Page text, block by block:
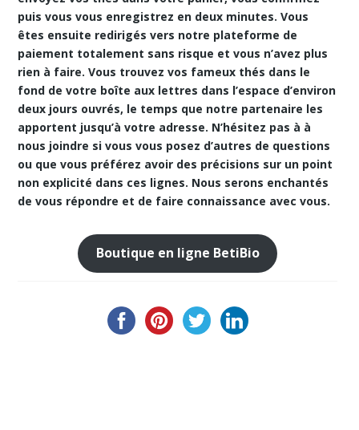
puis vous vous enregistrez en deux minutes. Vous
êtes ensuite redirigés vers notre plateforme de
paiement totalement sans risque et vous n’avez plus
rien à faire. Vous trouvez vos fameux thés dans le
fond de votre boîte aux lettres dans l’espace d’environ
deux jours ouvrés, le temps que notre partenaire les
apportent jusqu’à votre adresse. N’hésitez pas à à
nous joindre si vous vous posez d’autres de questions
ou que vous préférez avoir des précisions sur un point
non explicité dans ces lignes. Nous serons enchantés
de vous répondre et de faire connaissance avec vous.
Boutique en ligne BetiBio